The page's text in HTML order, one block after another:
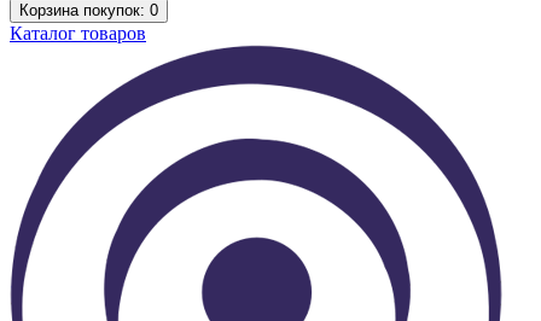
Корзинапокупок: 0
Каталог товаров